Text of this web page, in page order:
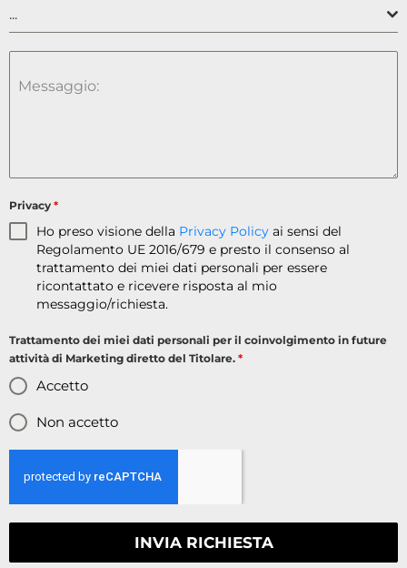
...
Messaggio:
Privacy *
Ho preso visione della Privacy Policy ai sensi del
Regolamento UE 2016/679 e presto il consenso al
trattamento dei miei dati personali per essere
ricontattato e ricevere risposta al mio
messaggio/richiesta.
Trattamento dei miei dati personali per il coinvolgimento in future
attività di Marketing diretto del Titolare. *
Accetto
Non accetto
INVIA RICHIESTA